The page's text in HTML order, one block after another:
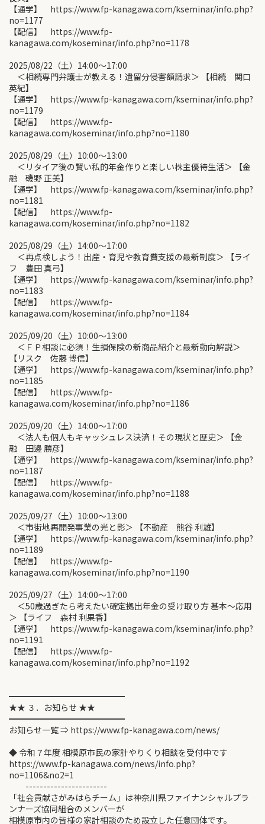
【通学】 https://www.fp-kanagawa.com/kseminar/info.php?
no=1177
【配信】 https://www.fp-
kanagawa.com/koseminar/info.php?no=1178
2025/08/22（土）14:00〜17:00
＜相続専門弁護士が教える！遺留分侵害額請求＞ 【相続 関口
英紀】
【通学】 https://www.fp-kanagawa.com/kseminar/info.php?
no=1179
【配信】 https://www.fp-
kanagawa.com/koseminar/info.php?no=1180
2025/08/29（土）10:00〜13:00
＜リタイア後の賢い私的年金作りと楽しい株主優待生活＞ 【金
融 磯野 正美】
【通学】 https://www.fp-kanagawa.com/kseminar/info.php?
no=1181
【配信】 https://www.fp-
kanagawa.com/koseminar/info.php?no=1182
2025/08/29（土）14:00〜17:00
＜再点検しよう！出産・育児や教育費支援の最新制度＞ 【ライ
フ 豊田 真弓】
【通学】 https://www.fp-kanagawa.com/kseminar/info.php?
no=1183
【配信】 https://www.fp-
kanagawa.com/koseminar/info.php?no=1184
2025/09/20（土）10:00〜13:00
＜ＦＰ相談に必須！生損保険の新商品紹介と最新動向解説＞
【リスク 佐藤 博信】
【通学】 https://www.fp-kanagawa.com/kseminar/info.php?
no=1185
【配信】 https://www.fp-
kanagawa.com/koseminar/info.php?no=1186
2025/09/20（土）14:00〜17:00
＜法人も個人もキャッシュレス決済！その現状と歴史＞ 【金
融 田邊 勝彦】
【通学】 https://www.fp-kanagawa.com/kseminar/info.php?
no=1187
【配信】 https://www.fp-
kanagawa.com/koseminar/info.php?no=1188
2025/09/27（土）10:00〜13:00
＜市街地再開発事業の光と影＞ 【不動産 熊谷 利雄】
【通学】 https://www.fp-kanagawa.com/kseminar/info.php?
no=1189
【配信】 https://www.fp-
kanagawa.com/koseminar/info.php?no=1190
2025/09/27（土）14:00〜17:00
＜50歳過ぎたら考えたい確定拠出年金の受け取り方 基本～応用
＞ 【ライフ 森村 利果香】
【通学】 https://www.fp-kanagawa.com/kseminar/info.php?
no=1191
【配信】 https://www.fp-
kanagawa.com/koseminar/info.php?no=1192
━━━━━━━━━━━━━━
★★ ３．お知らせ ★★
━━━━━━━━━━━━━━
お知らせ一覧 ⇒ https://www.fp-kanagawa.com/news/
◆ 令和７年度 相模原市民の家計やりくり相談を受付中です
https://www.fp-kanagawa.com/news/info.php?
no=1106&no2=1
-----------------------
「社会貢献さがみはらチーム」は神奈川県ファイナンシャルプラ
ンナーズ協同組合のメンバーが
相模原市内の皆様の家計相談のため設立した任意団体です。